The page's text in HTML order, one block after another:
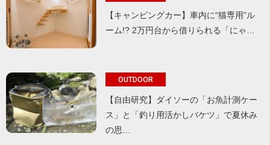
【キャンピングカー】車内に“猫専用”ル
ーム!? 2万円台から借りられる「にゃ…
OUTDOOR
【自由研究】ダイソーの「お魚計測ケー
ス」と「釣り用活かしバケツ」で夏休み
の思…